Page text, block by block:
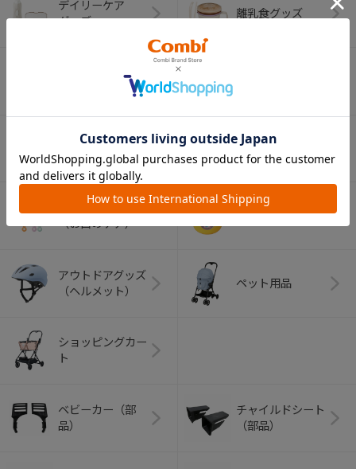
デイリーケア
グッズ
離乳食グッズ
おはし・スプー
ン・フォーク
お食事エプロン
オーラルケア
（お口のケア）
ベビートイ
アウトドアグッズ
（ヘルメット）
ペット用品
ショッピングカー
ト
ベビーカー（部
品）
チャイルドシート
（部品）